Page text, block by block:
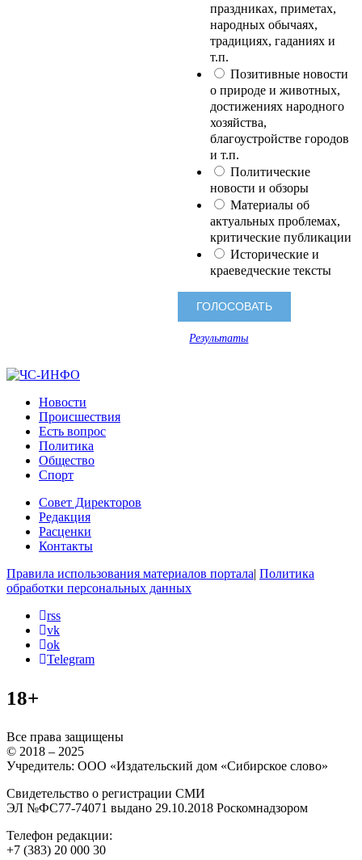
праздниках, приметах,
народных обычаях,
традициях, гаданиях и
т.п.
Позитивные новости
о природе и животных,
достижениях народного
хозяйства,
благоустройстве городов
и т.п.
Политические
новости и обзоры
Материалы об
актуальных проблемах,
критические публикации
Исторические и
краеведческие тексты
Результаты
Новости
Происшествия
Есть вопрос
Политика
Общество
Спорт
Совет Директоров
Редакция
Расценки
Контакты
Правила использования материалов портала| Политика
обработки персональных данных
rss
vk
ok
Telegram
18+
Все права защищены
© 2018 – 2025
Учредитель: ООО «Издательский дом «Сибирское слово»
Свидетельство о регистрации СМИ
ЭЛ №ФС77-74071 выдано 29.10.2018 Роскомнадзором
Телефон редакции:
+7 (383) 20 000 30